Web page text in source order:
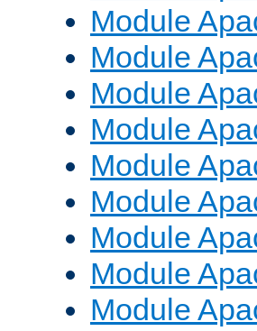
Module
Module
Module
Module
Module
Module
Module
Module
Module